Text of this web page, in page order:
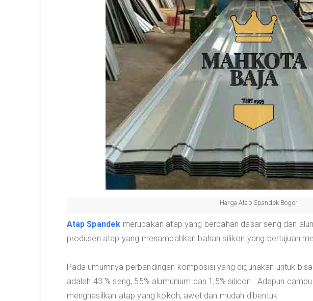
Harga Atap Spandek Bogor
Atap Spandek merupakan atap yang berbahan dasar seng dan
produsen atap yang menambahkan bahan silikon yang bertujuan
Pada umumnya perbandingan komposisi yang digunakan untuk
adalah 43 % seng, 55% alumunium dan 1,5% silicon . Adapun
menghasilkan atap yang kokoh, awet dan mudah dibentuk.